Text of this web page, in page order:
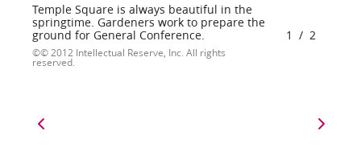
Temple Square is always beautiful in the
springtime. Gardeners work to prepare the
ground for General Conference.
© 2012 Intellectual Reserve, Inc. All rights
reserved.
1 / 2